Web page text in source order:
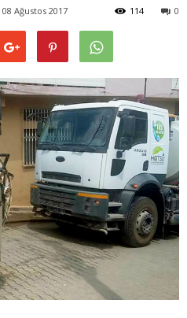
08 Ağustos 2017 0
114